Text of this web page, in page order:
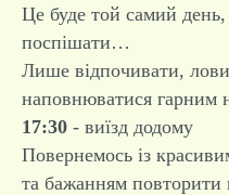
Це буде той самий
поспішати…
Лише відпочивати,
наповнюватися гарним
17:30 - виїзд додому
Повернемось із
та бажанням повторити